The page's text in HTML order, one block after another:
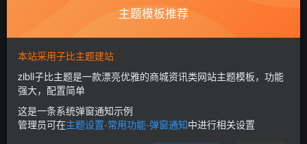
不过具体呢，依旧要看你自己的需求啦。
行库(或许不用单独下运行库)
主题模板推荐
本站采用子比主题建站
zibll子比主题是一款漂亮优雅的商城资讯类网站主题模板，功能
强大，配置简单
这是一条系统弹窗通知示例
管理员可在主题设置-常用功能-弹窗通知中进行相关设置